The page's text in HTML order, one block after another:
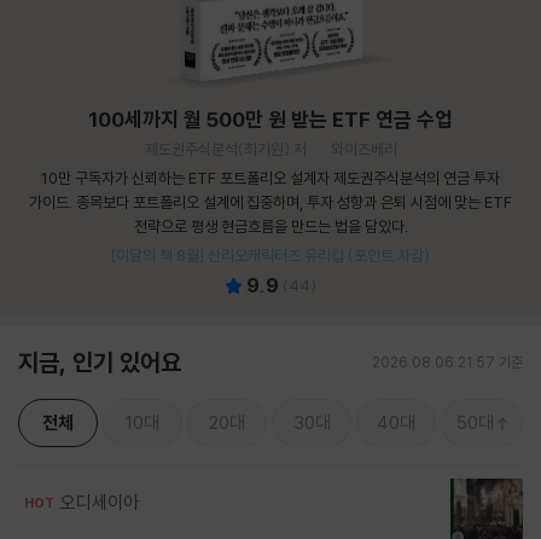
100세까지 월 500만 원 받는 ETF 연금 수업
제도권주식분석(최기원) 저
와이즈베리
10만 구독자가 신뢰하는 ETF 포트폴리오 설계자 제도권주식분석의 연금 투자
가이드. 종목보다 포트폴리오 설계에 집중하며, 투자 성향과 은퇴 시점에 맞는 ETF
전략으로 평생 현금흐름을 만드는 법을 담았다.
[이달의 책 8월] 산리오캐릭터즈 유리컵 (포인트 차감)
9.9 44
지금, 인기 있어요 2026.08.06 21:57 기준
전체 10대 20대 30대 40대 50대
HOT 오디세이아